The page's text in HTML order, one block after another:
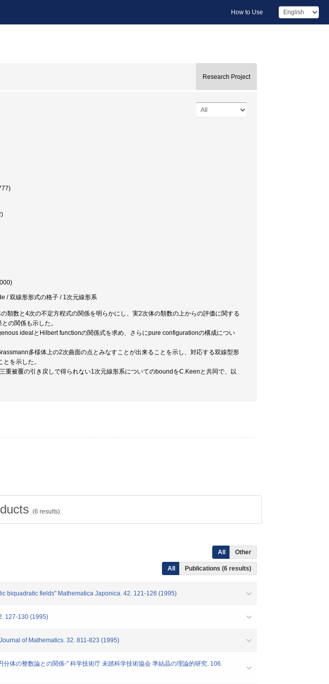
How to Use
Research Project
/ 双線形形式の格子 / 1次元線形系
類数と4次の不定方程式の関係を明らかにし、実2次体の類数の上からの評価に関する
の関係も示した。
idealとHilbert functionの関係式を求め、さらにpure configurationの構成につい
多様体上の2次曲面の点とみなすことが出来ることを示し、対応する双線型形
を示した。
重被覆の引き戻しで得られない1次元線形系についてのboundをC.Keenと共同で、以
(6 results)
All Other
All Publications (6 results)
biquadratic fields" Mathematica Japonica. 42. 121-126 (1995)
127-130 (1995)
of Mathematics. 32. 811-823 (1995)
体の整数論との関係-" 科学技術庁 未踏科学技術協会 準結晶の理論的研究. 106.